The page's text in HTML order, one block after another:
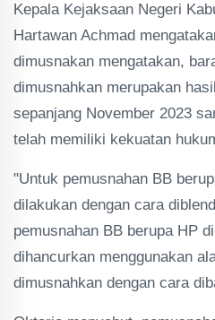
Kepala Kejaksaan Negeri
Hartawan Achmad
dimusnakan mengatakan,
dimusnahkan merupakan
sepanjang November 2023
telah memiliki kekuatan
"Untuk pemusnahan BB
dilakukan dengan cara
pemusnahan BB berupa HP
dihancurkan menggunakan
dimusnahkan dengan cara